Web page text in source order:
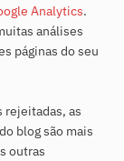
Analytics.
análises
páginas do seu
rejeitadas, as
blog são mais
outras